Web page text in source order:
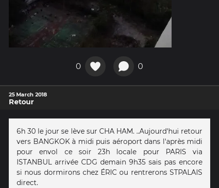
0 0
25 March 2018
Retour
6h 30 le jour se lève sur CHA HAM. ..Aujourd'hui retour
vers BANGKOK à midi puis aéroport dans l'après midi
pour envol ce soir 23h locale pour PARIS via
ISTANBUL arrivée CDG demain 9h35 sais pas encore
si nous dormirons chez ÉRIC ou rentrerons STPALAIS
direct.